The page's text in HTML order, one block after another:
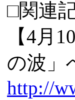
□関連
【4月
の波」
http://